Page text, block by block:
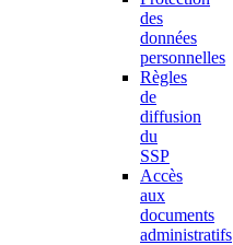
des
données
personnelles
Règles
de
diffusion
du
SSP
Accès
aux
documents
administratifs